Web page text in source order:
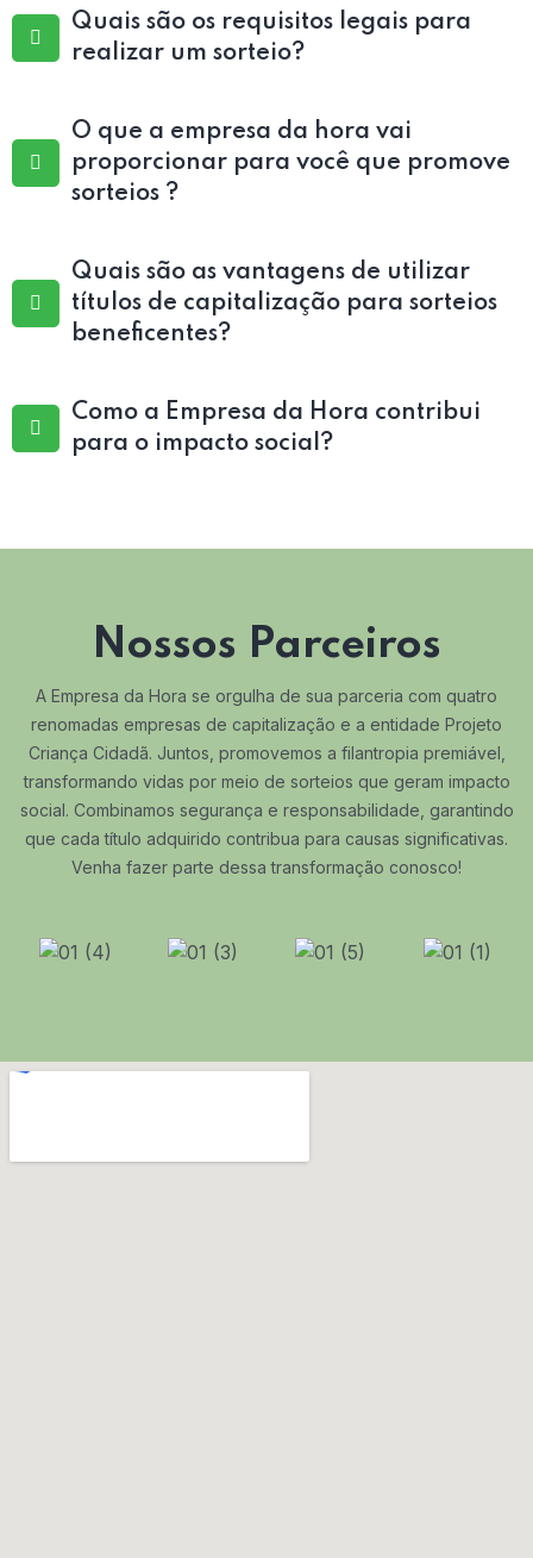
Quais são os requisitos legais para
realizar um sorteio?
O que a empresa da hora vai
proporcionar para você que promove
sorteios ?
Quais são as vantagens de utilizar
títulos de capitalização para sorteios
beneficentes?
Como a Empresa da Hora contribui
para o impacto social?
Nossos Parceiros
A Empresa da Hora se orgulha de sua parceria com quatro
renomadas empresas de capitalização e a entidade Projeto
Criança Cidadã. Juntos, promovemos a filantropia premiável,
transformando vidas por meio de sorteios que geram impacto
social. Combinamos segurança e responsabilidade, garantindo
que cada título adquirido contribua para causas significativas.
Venha fazer parte dessa transformação conosco!